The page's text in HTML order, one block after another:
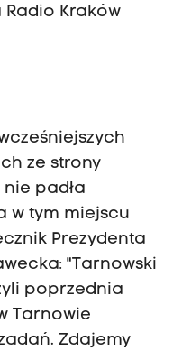
Radio Kraków
ze strony
padła
w tym miejscu
Prezydenta
"Tarnowski
poprzednia
Tarnowie
Zdajemy